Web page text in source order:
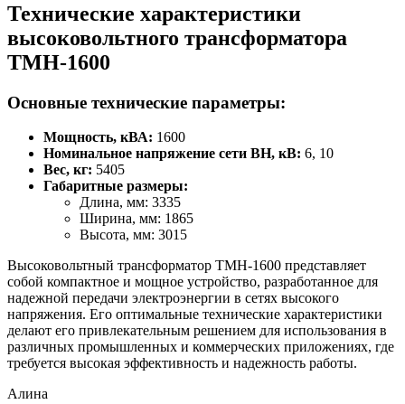
Технические характеристики
высоковольтного трансформатора
ТМН-1600
Основные технические параметры:
Мощность, кВА: 1600
Номинальное напряжение сети ВН, кВ: 6, 10
Вес, кг: 5405
Габаритные размеры:
Длина, мм: 3335
Ширина, мм: 1865
Высота, мм: 3015
Высоковольтный трансформатор ТМН-1600 представляет
собой компактное и мощное устройство, разработанное для
надежной передачи электроэнергии в сетях высокого
напряжения. Его оптимальные технические характеристики
делают его привлекательным решением для использования в
различных промышленных и коммерческих приложениях, где
требуется высокая эффективность и надежность работы.
Алина